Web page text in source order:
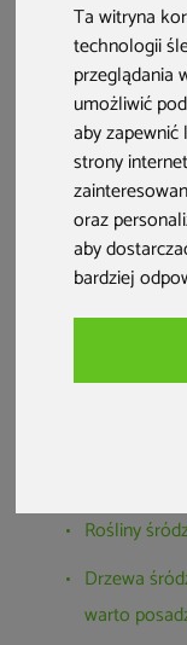
Ta witryna
technologii
przeglądania
umożliwić
aby
strony
oraz
aby
bardziej
Ogród
Rośliny
Drzewa
warto